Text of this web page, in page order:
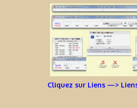
Cliquez sur Liens —>